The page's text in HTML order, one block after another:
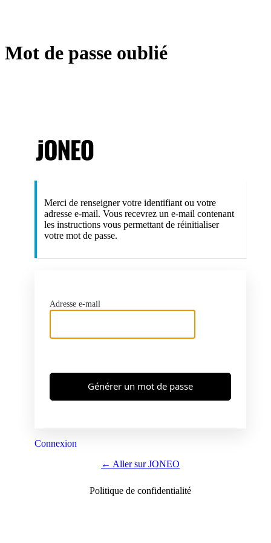
Mot de passe oublié
Merci de renseigner votre identifiant ou votre
adresse e-mail. Vous recevrez un e-mail contenant
les instructions vous permettant de réinitialiser
votre mot de passe.
Adresse e-mail
Connexion
← Aller sur JONEO
Politique de confidentialité